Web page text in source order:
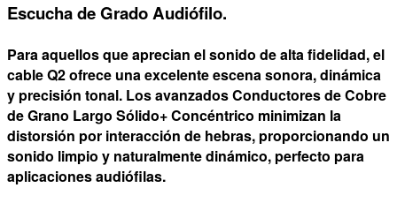
Escucha de Grado Audiófilo.
Para aquellos que aprecian elsonido de alta fidelidad, el
cable Q2 ofrece una excelente escena sonora, dinámica
y precisión tonal. Los avanzados Conductores de Cobre
de Grano Largo Sólido+ Concéntrico minimizan la
distorsión por interacción de hebras, proporcionando un
sonido limpio y naturalmente dinámico, perfecto para
aplicaciones audiófilas.